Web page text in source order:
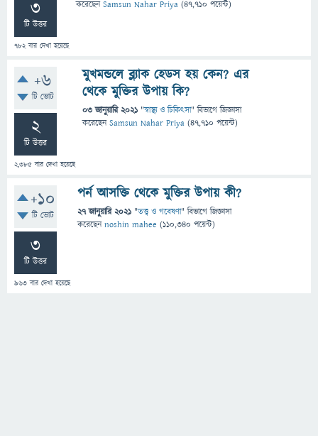
3
টি উত্তর
782বার দেখা হয়েছে
করেছেনSamsun Nahar Priya (47,710 পয়েন্ট)
+6
টি ভোট
2
টি উত্তর
2,385 বার দেখা হয়েছে
মুখমন্ডলে ব্ল্যাক হেডস হয় কেন? এর
থেকে মুক্তির উপায় কি?
03 জানুয়ারি 2021 "স্বাস্থ্য ও চিকিৎসা" বিভাগে জিজ্ঞাসা
করেছেনSamsun Nahar Priya (47,710 পয়েন্ট)
+10
টি ভোট
3
টি উত্তর
963 বার দেখা হয়েছে
পর্ন আসক্তি থেকে মুক্তির উপায় কী?
27 জানুয়ারি 2021 "তত্ত্ব ও গবেষণা" বিভাগে জিজ্ঞাসা
করেছেনnoshin mahee (110,340 পয়েন্ট)